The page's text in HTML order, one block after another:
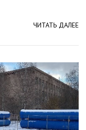
ЧИТАТЬ ДАЛЕЕ